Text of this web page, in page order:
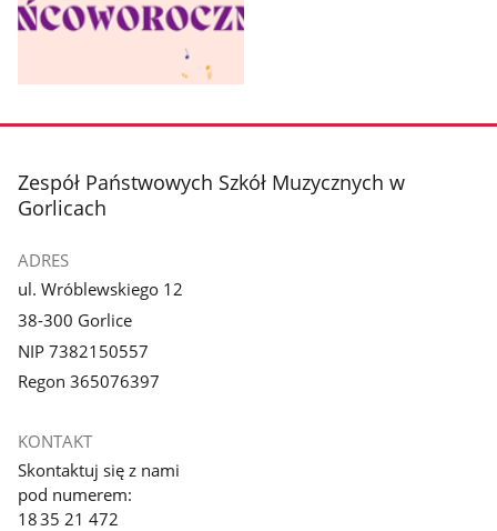
zdjęcie
galerii.
stopka
Zespół Państwowych Szkół Muzycznych w
Gorlicach
ADRES
ul. Wróblewskiego 12
38-300 Gorlice
NIP 7382150557
Regon 365076397
KONTAKT
Skontaktuj się z nami
pod numerem:
18 35 21 472